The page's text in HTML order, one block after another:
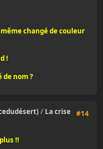
changé de couleur
!
de nom ?
#14
/ La crise
!!